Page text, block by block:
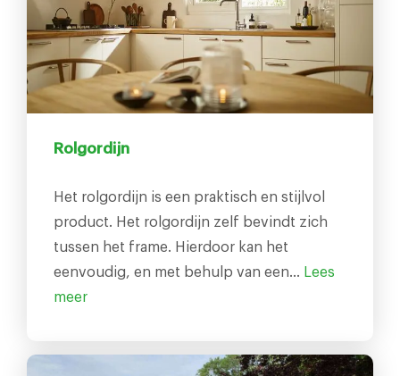
Rolgordijn
Het rolgordijn is een praktisch en stijlvol
product. Het rolgordijn zelf bevindt zich
tussen het frame. Hierdoor kan het
eenvoudig, en met behulp van een… Lees
meer